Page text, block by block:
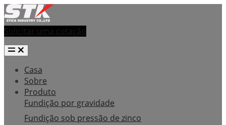
Solicitar uma cotação
Casa
Sobre
Produto
Fundição por gravidade
Fundição sob pressão de zinco